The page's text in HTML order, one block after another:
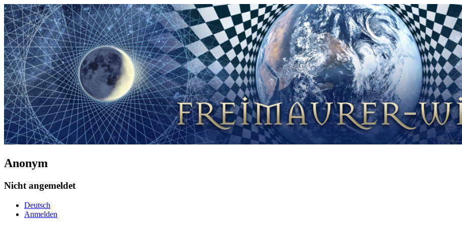
Anonym
Nicht angemeldet
Deutsch
Anmelden